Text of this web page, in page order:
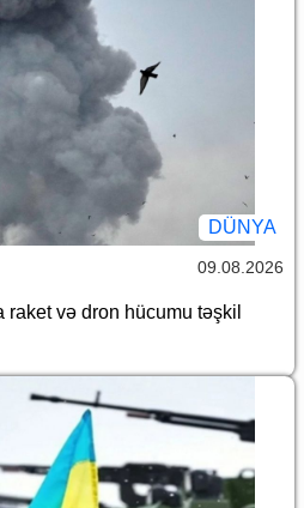
DÜNYA
09.08.2026
və dron hücumu təşkil